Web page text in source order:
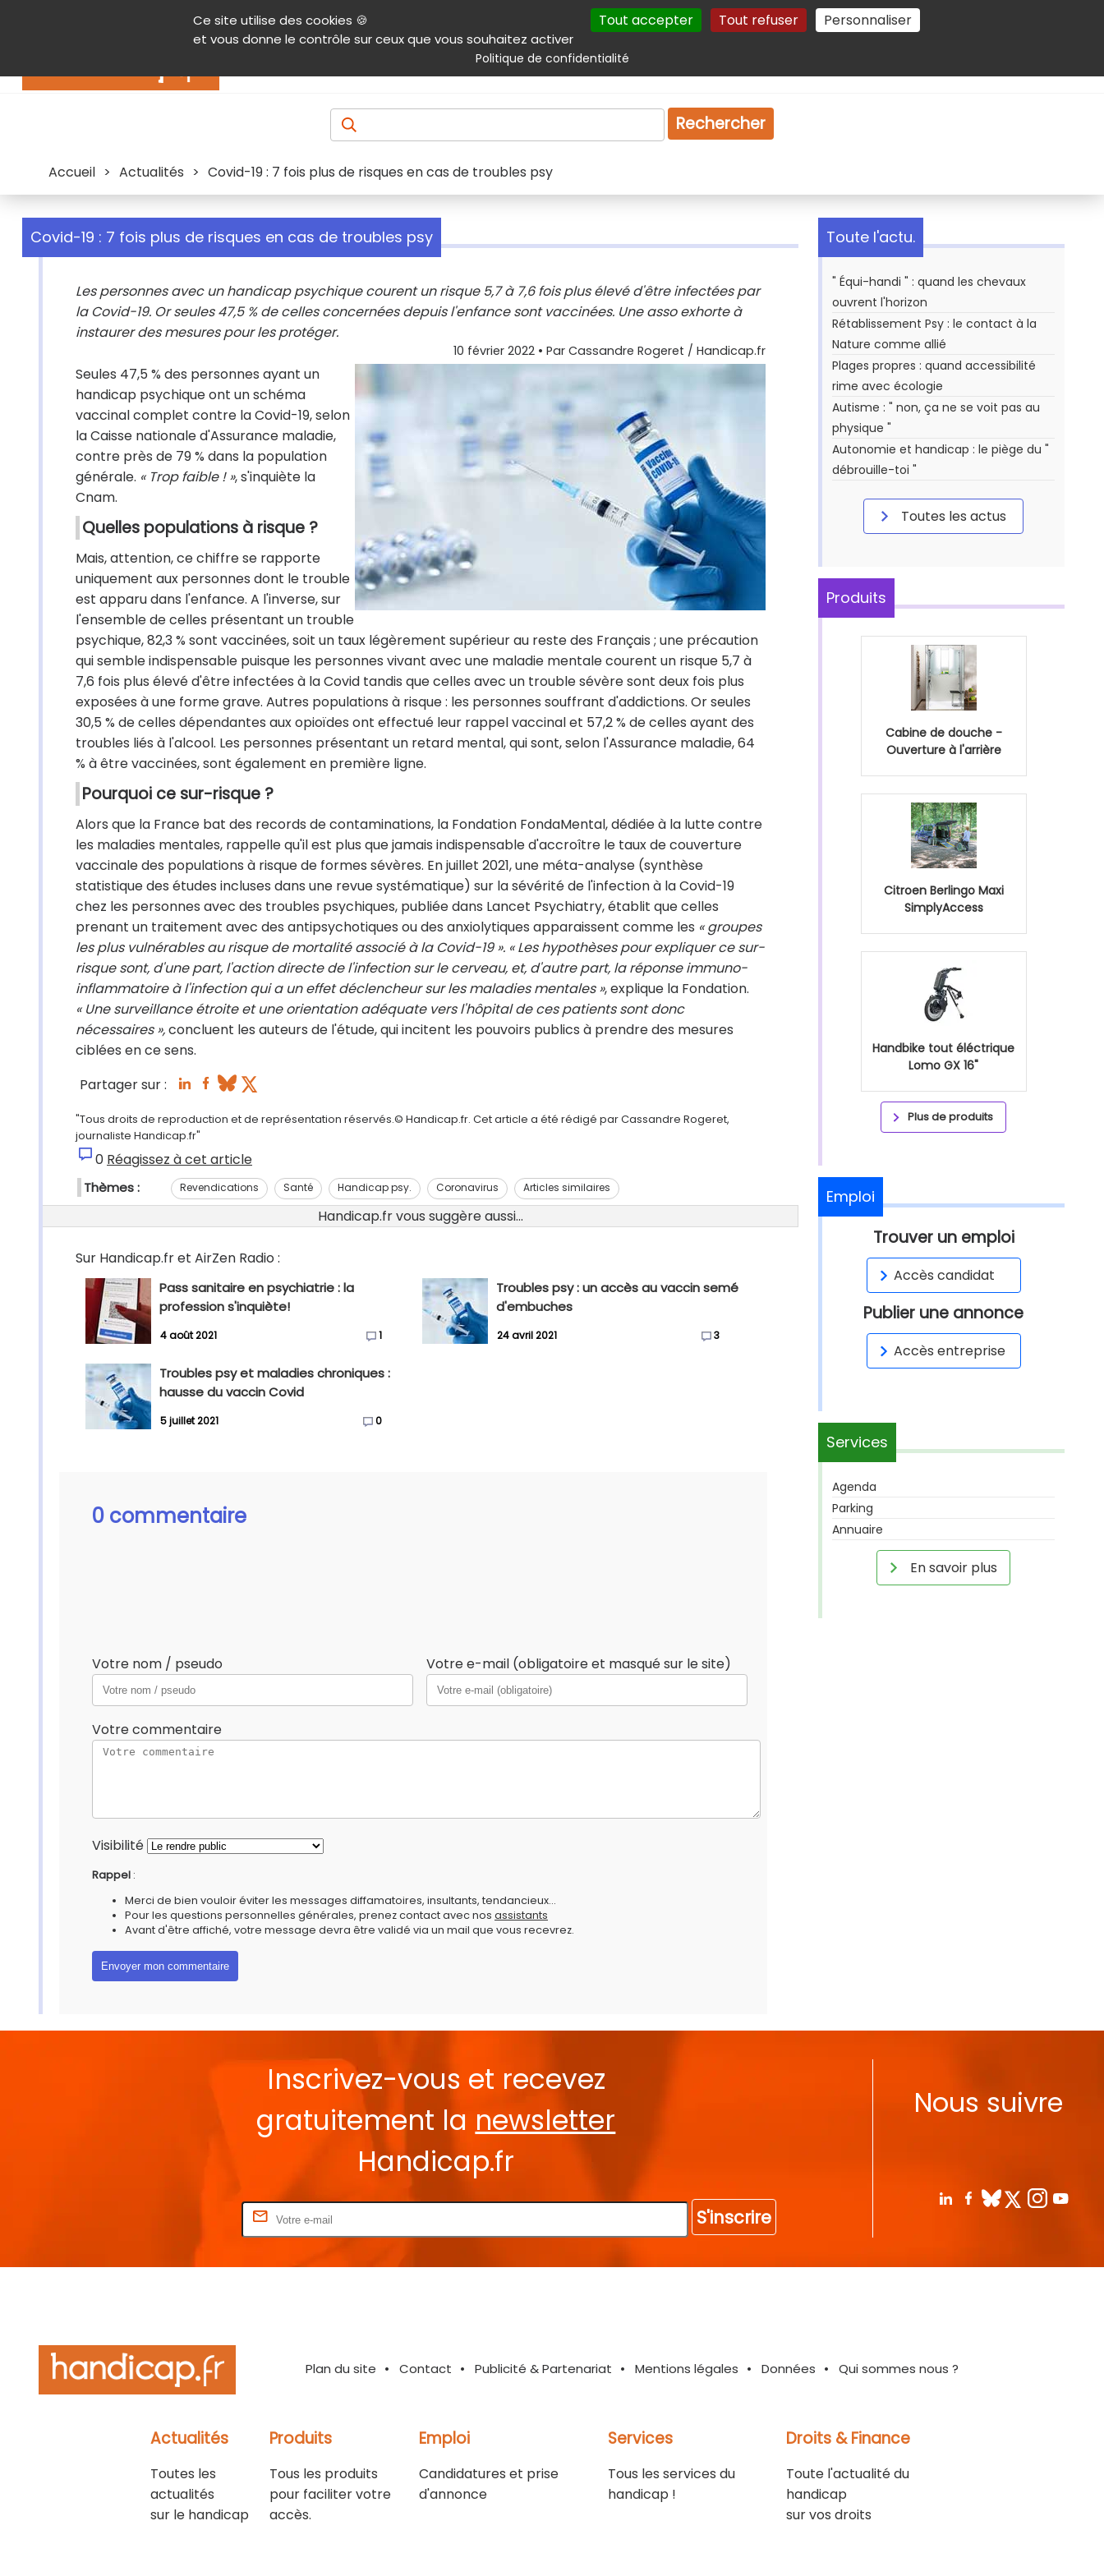
Ce site utilise des cookies 🍪
et vous donne le contrôle sur ceux que vous souhaitez activer
Tout accepter Tout refuser Personnaliser
Politique de confidentialité
Contenu Aide et accessibilité Menu principal Autres services Plan du site Gestion des cookies
Produits & services Emploi Droit
Rechercher
Accueil > Actualités > Covid-19 : 7 fois plus de risques en cas de troubles psy
Covid-19 : 7 fois plus de risques en cas de troubles psy
Les personnes avec un handicap psychique courent un risque 5,7 à 7,6 fois plus élevé d'être infectées par
la Covid-19. Or seules 47,5 % de celles concernées depuis l'enfance sont vaccinées. Une asso exhorte à
instaurer des mesures pour les protéger.
10 février 2022 • Par Cassandre Rogeret / Handicap.fr
Seules 47,5 % des personnes ayant un
handicap psychique ont un schéma
vaccinal complet contre la Covid-19, selon
la Caisse nationale d'Assurance maladie,
contre près de 79 % dans la population
générale. « Trop faible ! », s'inquiète la
Cnam.
Quelles populations à risque ?
Mais, attention, ce chiffre se rapporte
uniquement aux personnes dont le trouble
est apparu dans l'enfance. A l'inverse, sur
l'ensemble de celles présentant un trouble
psychique, 82,3 % sont vaccinées, soit un taux légèrement supérieur au reste des Français ; une précaution
qui semble indispensable puisque les personnes vivant avec une maladie mentale courent un risque 5,7 à
7,6 fois plus élevé d'être infectées à la Covid tandis que celles avec un trouble sévère sont deux fois plus
exposées à une forme grave. Autres populations à risque : les personnes souffrant d'addictions. Or seules
30,5 % de celles dépendantes aux opioïdes ont effectué leur rappel vaccinal et 57,2 % de celles ayant des
troubles liés à l'alcool. Les personnes présentant un retard mental, qui sont, selon l'Assurance maladie, 64
% à être vaccinées, sont également en première ligne.
Pourquoi ce sur-risque ?
Alors que la France bat des records de contaminations, la Fondation FondaMental, dédiée à la lutte contre
les maladies mentales, rappelle qu'il est plus que jamais indispensable d'accroître le taux de couverture
vaccinale des populations à risque de formes sévères. En juillet 2021, une méta-analyse (synthèse
statistique des études incluses dans une revue systématique) sur la sévérité de l'infection à la Covid-19
chez les personnes avec des troubles psychiques, publiée dans Lancet Psychiatry, établit que celles
prenant un traitement avec des antipsychotiques ou des anxiolytiques apparaissent comme les « groupes
les plus vulnérables au risque de mortalité associé à la Covid-19 ». « Les hypothèses pour expliquer ce sur-
risque sont, d'une part, l'action directe de l'infection sur le cerveau, et, d'autre part, la réponse immuno-
inflammatoire à l'infection qui a un effet déclencheur sur les maladies mentales », explique la Fondation.
« Une surveillance étroite et une orientation adéquate vers l'hôpital de ces patients sont donc
nécessaires »,concluent les auteurs de l'étude, qui incitent les pouvoirs publics à prendre des mesures
ciblées en ce sens.
Partager sur :
"Tous droits de reproduction et de représentation réservés.© Handicap.fr. Cet article a été rédigé par Cassandre Rogeret,
journaliste Handicap.fr"
0 Réagissez à cet article
Thèmes : Revendications Santé Handicap psy. Coronavirus Articles similaires
Handicap.fr vous suggère aussi...
Sur Handicap.fr et AirZen Radio :
Pass sanitaire en psychiatrie : la
profession s'inquiète!
4 août 2021 1
Troubles psy : un accès au vaccin semé
d'embuches
24 avril 2021 3
Troubles psy et maladies chroniques :
hausse du vaccin Covid
5 juillet 2021 0
0 commentaire
Votre nom / pseudo Votre e-mail (obligatoire et masqué sur le site)
Votre commentaire
Visibilité
Rappel :
Merci de bien vouloir éviter les messages diffamatoires, insultants, tendancieux...
Pour les questions personnelles générales, prenez contact avec nos assistants
Avant d'être affiché, votre message devra être validé via un mail que vous recevrez.
Toute l'actu.
" Équi-handi " : quand les chevaux
ouvrent l'horizon
Rétablissement Psy : le contact à la
Nature comme allié
Plages propres : quand accessibilité
rime avec écologie
Autisme : " non, ça ne se voit pas au
physique "
Autonomie et handicap : le piège du "
débrouille-toi "
Toutes les actus
Produits
Cabine de douche -
Ouverture à l'arrière
Citroen Berlingo Maxi
SimplyAccess
Handbike tout éléctrique
Lomo GX 16"
Plus de produits
Emploi
Trouver un emploi
Accès candidat
Publier une annonce
Accès entreprise
Services
Agenda
Parking
Annuaire
En savoir plus
Inscrivez-vous et recevez
gratuitement la newsletter
Handicap.fr
S'inscrire
Nous suivre
Plan du site Contact Publicité & Partenariat Mentions légales Données Qui sommes nous ?
Actualités
Toutes les
actualités
sur le handicap
Produits
Tous les produits
pour faciliter votre
accès.
Emploi
Candidatures et prise
d'annonce
Services
Tous les services du
handicap !
Droits & Finance
Toute l'actualité du
handicap
sur vos droits